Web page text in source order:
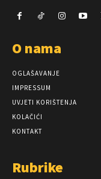
O nama
OGLAŠAVANJE
IMPRESSUM
UVJETI KORIŠTENJA
KOLAČIĆI
KONTAKT
Rubrike